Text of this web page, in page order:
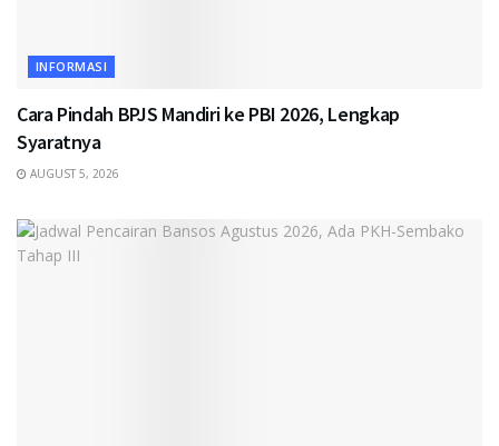
INFORMASI
Cara Pindah BPJS Mandiri ke PBI 2026, Lengkap
Syaratnya
AUGUST 5, 2026